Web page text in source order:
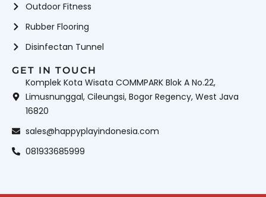
Outdoor Fitness
Rubber Flooring
Disinfectan Tunnel
GET IN TOUCH
Komplek Kota Wisata COMMPARK Blok A No.22,
Limusnunggal, Cileungsi, Bogor Regency, West Java
16820
sales@happyplayindonesia.com
081933685999